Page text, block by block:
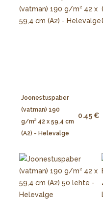
Joonestuspaber
(vatman) 190
g/m² 42 x 59,4 cm
(A2) - Helevalge
0.45 €